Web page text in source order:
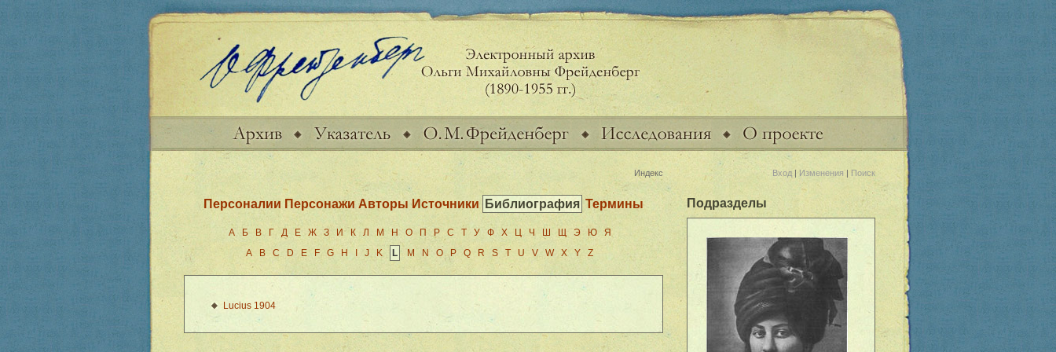
Индекс
Персоналии Персонажи Авторы Источники Библиография Термины
А Б В Г Д Е Ж З И К Л М Н О П Р С Т У Ф Х Ц Ч Ш Щ Э Ю
Я
A
B C D E F G H J K L M N O P Q R S T U V W X Y Z
Lucius 1904
Вход| Изменения | Поиск
Подразделы